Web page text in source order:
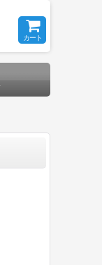
カート